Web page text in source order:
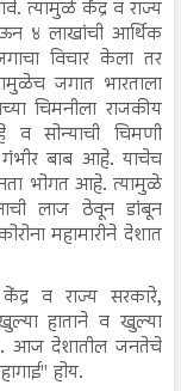
त्यामुळे केंद्र व राज्य
४ लाखांची आर्थिक
विचार केला तर
जगात भारताला
चिमनीला राजकीय
सोन्याची चिमणी
बाब आहे. याचेच
भोगत आहे. त्यामुळे
लाज ठेवून डांबून
महामारीने देशात
व राज्य सरकारे,
खुल्या हाताने व खुल्या
आज देशातील जनतेचे
होय.